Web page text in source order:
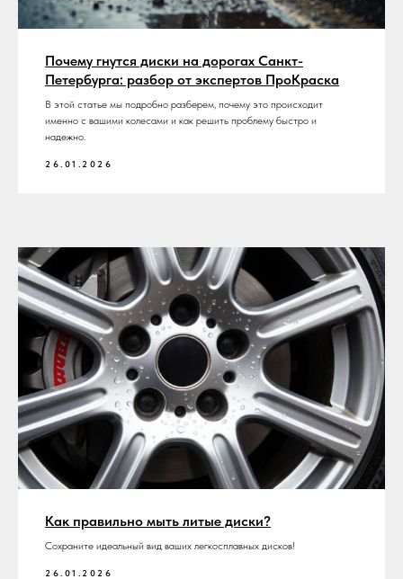
Почему гнутся диски на дорогах Санкт-
Петербурга: разбор от экспертов ПроКраска
В этой статье мы подробно разберем, почему это происходит
именно с вашими колесами и как решить проблему быстро и
надежно.
26.01.2026
Как правильно мыть литые диски?
Сохраните идеальный вид ваших легкосплавных дисков!
26.01.2026